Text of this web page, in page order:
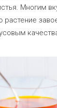
Многим
растение